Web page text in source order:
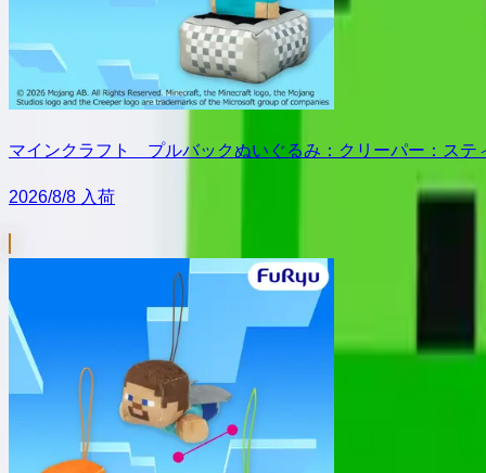
マインクラフト プルバックぬいぐるみ：クリーパー：ステ
2026/8/8 入荷